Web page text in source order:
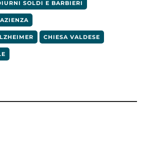
SOLDI E BARBIERI
CHIESA VALDESE